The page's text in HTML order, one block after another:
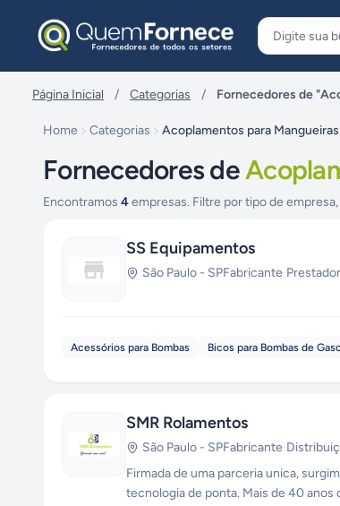
Página Inicial / Categorias / Fornecedores de
Home Categorias Acoplamentos para
Fornecedores de
Encontramos 4empresas. Filtre por tipo de
SS Equipamentos
São Paulo - SPFabricante·
Acessórios para Bombas Bicos para Bombas de
SMR Rolamentos
São Paulo - SPFabricante·
Firmada de uma parceria unica,
tecnologia de ponta. Mais de 40 anos